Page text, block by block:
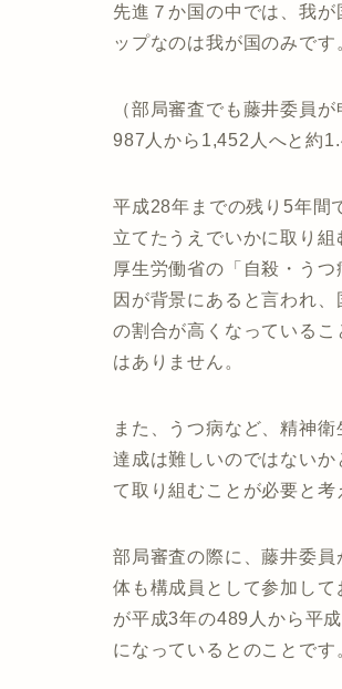
先進７か国の中では、我
ップなのは我が国のみです
（部局審査でも藤井委員
987人から1,452人へと約
平成28年までの残り5年間
立てたうえでいかに取り組
厚生労働省の「自殺・う
因が背景にあると言われ
の割合が高くなっている
はありません。
また、うつ病など、精神
達成は難しいのではない
て取り組むことが必要と考
部局審査の際に、藤井委
体も構成員として参加し
が平成3年の489人から平
になっているとのことです